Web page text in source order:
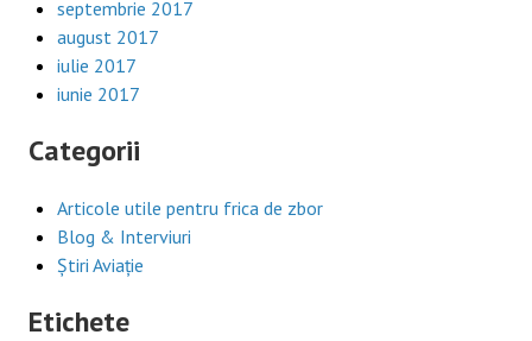
septembrie 2017
august 2017
iulie 2017
iunie 2017
Categorii
Articole utile pentru frica de zbor
Blog & Interviuri
Știri Aviație
Etichete